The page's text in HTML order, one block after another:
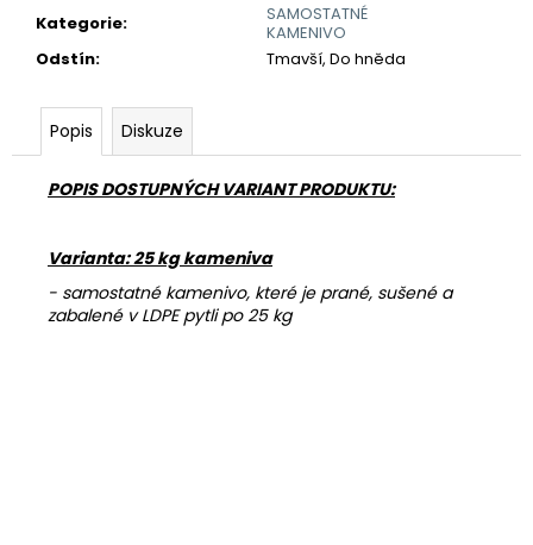
Kategorie:
SAMOSTATNÉ
KAMENIVO
Odstín: Tmavší, Do hněda
Popis Diskuze
POPIS DOSTUPNÝCH VARIANT PRODUKTU:
Varianta: 25 kg kameniva
- samostatné kamenivo, které je prané, sušené a
zabalené v LDPE pytli po 25 kg
m
POJIVO
EMZ
100
755